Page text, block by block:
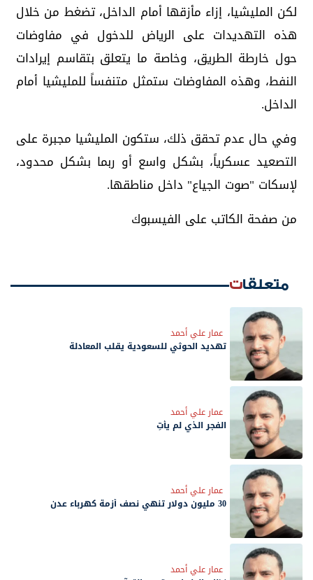
لكن المليشيا، إزاء مأزقها أمام الداخل، تضغط من خلال
هذه التهديدات على الرياض للدخول في مفاوضات
حول خارطة الطريق، وخاصة ما يتعلق بتقاسم إيرادات
النفط، وهذه المفاوضات ستمثل متنفساً للمليشيا أمام
الداخل.
وفي حال عدم تحقق ذلك، ستكون المليشيا مجبرة على
التصعيد عسكرياً، بشكل واسع أو ربما بشكل محدود،
لإسكات "صوت الجياع" داخل مناطقها.
من صفحة الكاتب على الفيسبوك
متعلقات
عمار علي أحمد
تهديد الحوثي للسعودية يقلب المعادلة
عمار علي أحمد
الفجر الذي لم يأتِ
عمار علي أحمد
30 مليون دولار تنهي نصف أزمة كهرباء عدن
عمار علي أحمد